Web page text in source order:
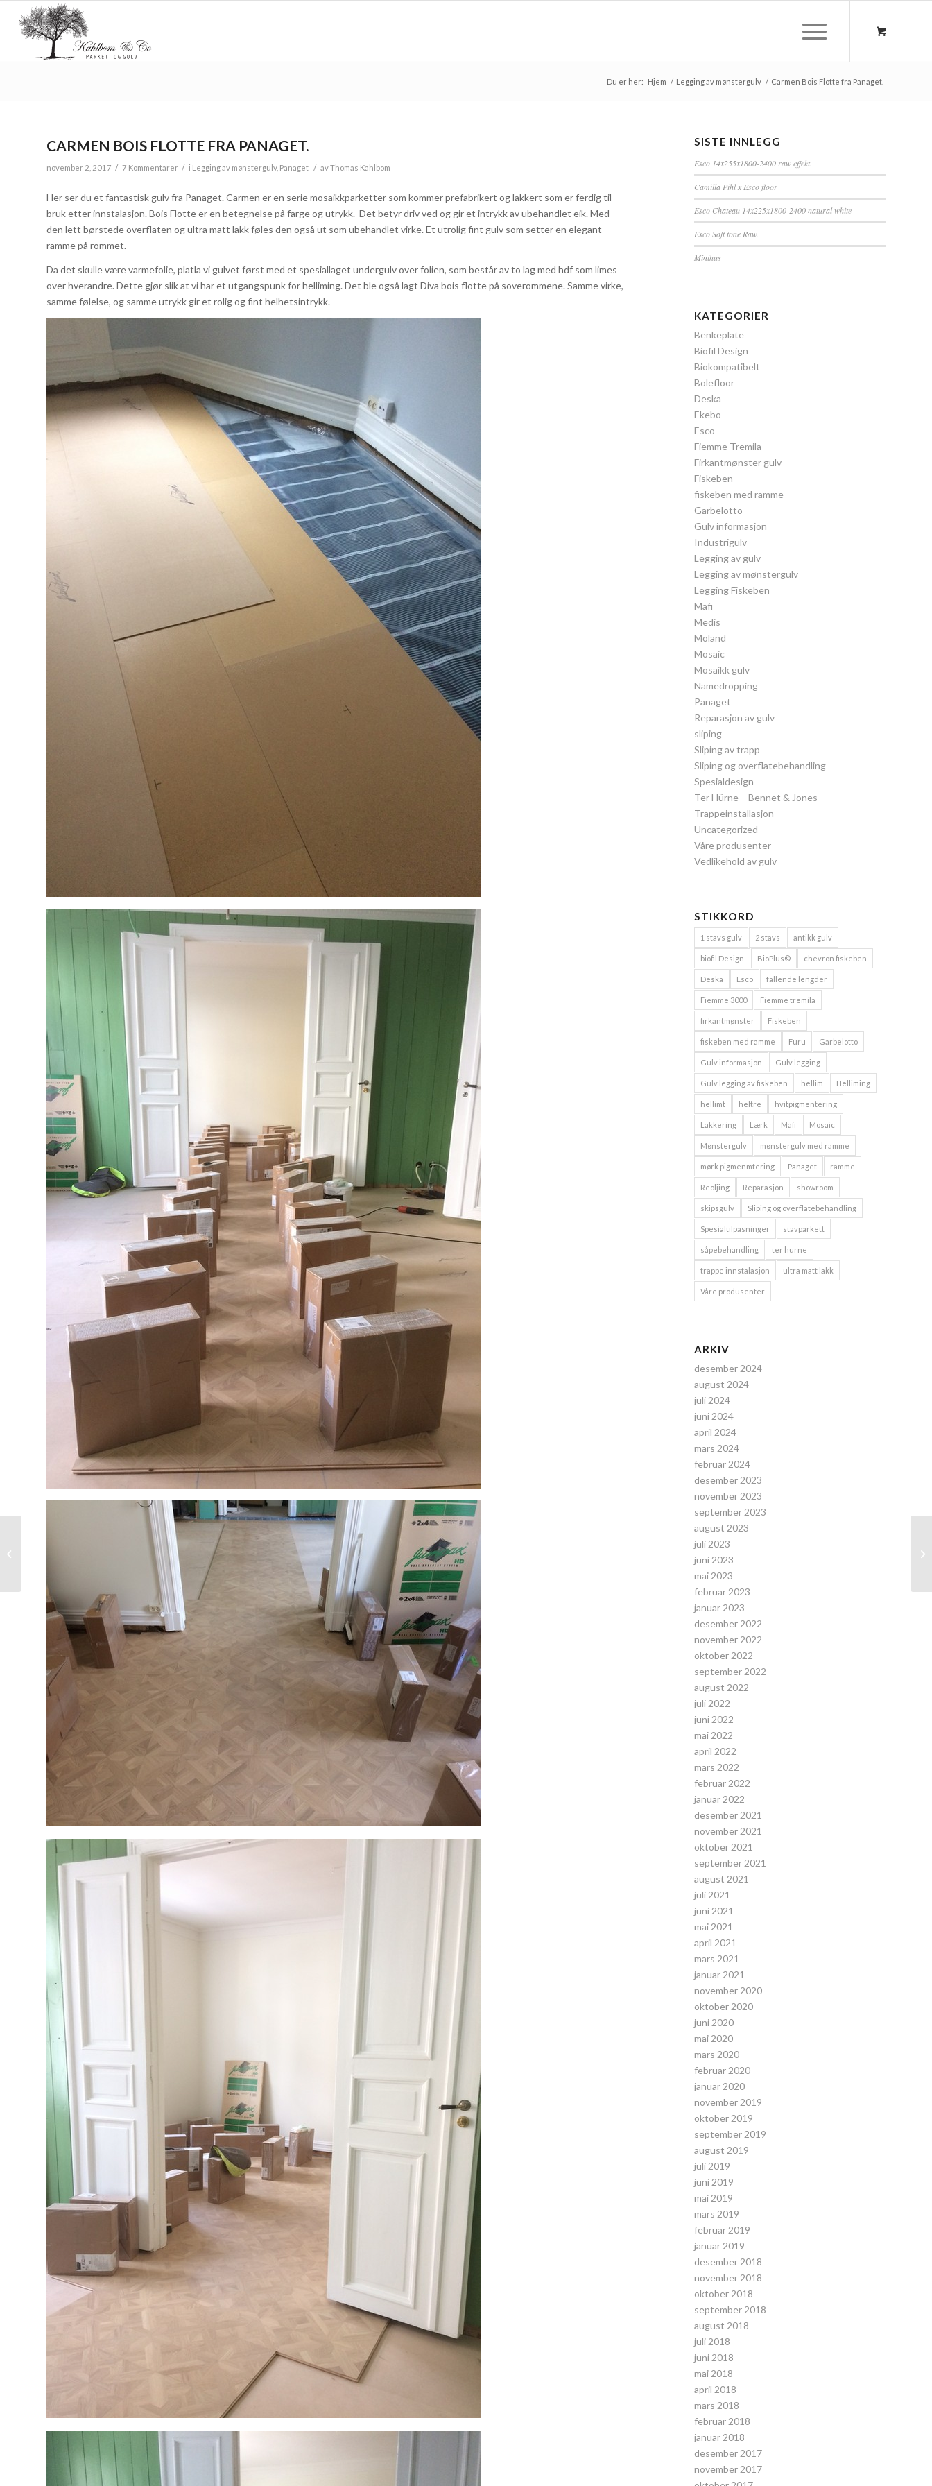
Du er her: Hjem / Legging av mønstergulv / Carmen Bois Flotte fra Panaget.
CARMEN BOIS FLOTTE FRA PANAGET.
november 2, 2017 / 7 Kommentarer / i Legging av mønstergulv, Panaget / avThomas Kahlbom
Her ser du et fantastisk gulv fra Panaget. Carmen er en serie mosaikkparketter som kommer prefabrikert og lakkert som er ferdig til
bruk etter innstalasjon. Bois Flotte er en betegnelse på farge og utrykk. Det betyr driv ved og gir et intrykk av ubehandlet eik. Med
den lett børstede overflaten og ultra matt lakk føles den også ut som ubehandlet virke. Et utrolig fint gulv som setter en elegant
ramme på rommet.
Da det skulle være varmefolie, platla vi gulvet først med et spesiallaget undergulv over folien, som består av to lag med hdf som limes
over hverandre. Dette gjør slik at vi har et utgangspunk for helliming. Det ble også lagt Diva bois flotte på soverommene. Samme virke,
samme følelse, og samme utrykk gir et rolig og fint helhetsintrykk.
SISTE INNLEGG
Esco 14x255x1800-2400 raw effekt.
Camilla Pihl x Esco floor
Esco Chateau 14x225x1800-2400 natural white
Esco Soft tone Raw.
Minihus
KATEGORIER
Benkeplate
Biofil Design
Biokompatibelt
Bolefloor
Deska
Ekebo
Esco
Fiemme Tremila
Firkantmønster gulv
Fiskeben
fiskeben med ramme
Garbelotto
Gulv informasjon
Industrigulv
Legging av gulv
Legging av mønstergulv
Legging Fiskeben
Mafi
Medis
Moland
Mosaic
Mosaikk gulv
Namedropping
Panaget
Reparasjon av gulv
sliping
Sliping av trapp
Sliping og overflatebehandling
Spesialdesign
Ter Hürne – Bennet & Jones
Trappeinstallasjon
Uncategorized
Våre produsenter
Vedlikehold av gulv
STIKKORD
1 stavs gulv 2 stavs antikk gulv
biofil Design BioPlus© chevron fiskeben
Deska Esco fallende lengder
Fiemme 3000 Fiemme tremila
firkantmønster Fiskeben
fiskeben med ramme Furu Garbelotto
Gulv informasjon Gulv legging
Gulv legging av fiskeben hellim Helliming
hellimt heltre hvitpigmentering
Lakkering Lærk Mafi Mosaic
Mønstergulv mønstergulv med ramme
mørk pigmenmtering Panaget ramme
Reoljing Reparasjon showroom
skipsgulv Sliping og overflatebehandling
Spesialtilpasninger stavparkett
såpebehandling ter hurne
trappe innstalasjon ultra matt lakk
Våre produsenter
ARKIV
desember 2024
august 2024
juli 2024
juni 2024
april 2024
mars 2024
februar 2024
desember 2023
november 2023
september 2023
august 2023
juli 2023
juni 2023
mai 2023
februar 2023
januar 2023
desember 2022
november 2022
oktober 2022
september 2022
august 2022
juli 2022
juni 2022
mai 2022
april 2022
mars 2022
februar 2022
januar 2022
desember 2021
november 2021
oktober 2021
september 2021
august 2021
juli 2021
juni 2021
mai 2021
april 2021
mars 2021
januar 2021
november 2020
oktober 2020
juni 2020
mai 2020
mars 2020
februar 2020
januar 2020
november 2019
oktober 2019
september 2019
august 2019
juli 2019
juni 2019
mai 2019
mars 2019
februar 2019
januar 2019
desember 2018
november 2018
oktober 2018
september 2018
august 2018
juli 2018
juni 2018
mai 2018
april 2018
mars 2018
februar 2018
januar 2018
desember 2017
november 2017